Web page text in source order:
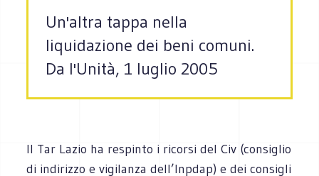
Un'altra tappa nella
liquidazione dei beni comuni.
Da l'Unità, 1 luglio 2005
Il Tar Lazio ha respinto i ricorsi del Civ (consiglio
di indirizzo e vigilanza dell’Inpdap) e dei consigli